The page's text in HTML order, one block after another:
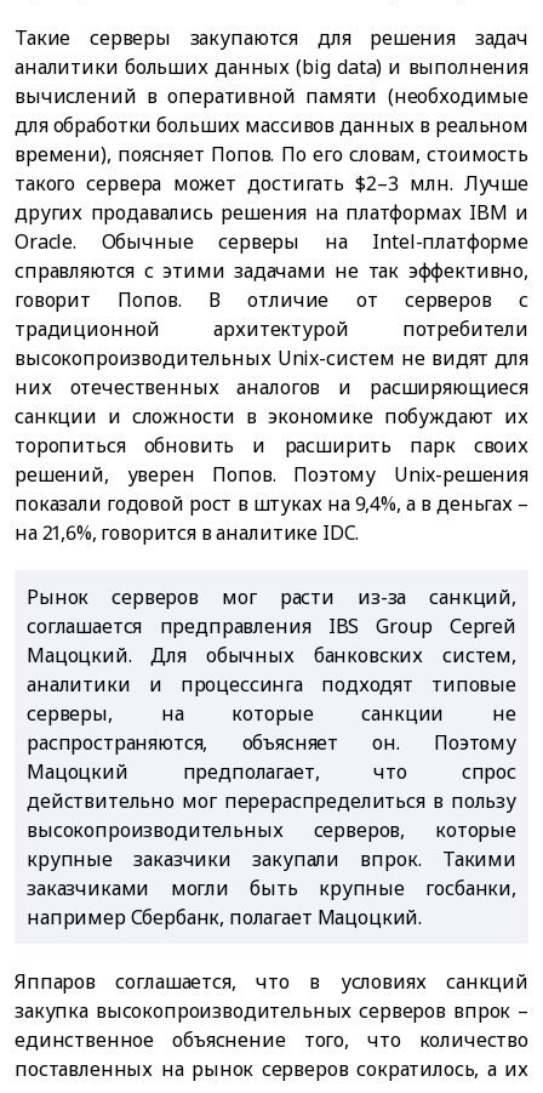
Такие серверы закупаются для решения задач
аналитики больших данных (big data) и выполнения
вычислений в оперативной памяти (необходимые
для обработки больших массивов данных в реальном
времени), поясняет Попов. По его словам, стоимость
такого сервера может достигать $2–3 млн. Лучше
других продавались решения на платформах IBM и
Oracle. Обычные серверы на Intel-платформе
справляются с этими задачами не так эффективно,
говорит Попов. В отличие от серверов с
традиционной архитектурой потребители
высокопроизводительных Unix-систем не видят для
них отечественных аналогов и расширяющиеся
санкции и сложности в экономике побуждают их
торопиться обновить и расширить парк своих
решений, уверен Попов. Поэтому Unix-решения
показали годовой рост в штуках на 9,4%, а в деньгах –
на 21,6%, говорится в аналитике IDC.
Рынок серверов мог расти из-за санкций,
соглашается предправления IBS Group Сергей
Мацоцкий. Для обычных банковских систем,
аналитики и процессинга подходят типовые
серверы, на которые санкции не
распространяются, объясняет он. Поэтому
Мацоцкий предполагает, что спрос
действительно мог перераспределиться в пользу
высокопроизводительных серверов, которые
крупные заказчики закупали впрок. Такими
заказчиками могли быть крупные госбанки,
например Сбербанк, полагает Мацоцкий.
Яппаров соглашается, что в условиях санкций
закупка высокопроизводительных серверов впрок –
единственное объяснение того, что количество
поставленных на рынок серверов сократилось, а их